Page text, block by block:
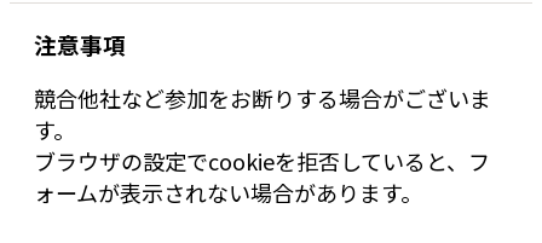
注意事項
競合他社など参加をお断りする場合がございま
す。
ブラウザの設定でcookieを拒否していると、フ
ォームが表示されない場合があります。